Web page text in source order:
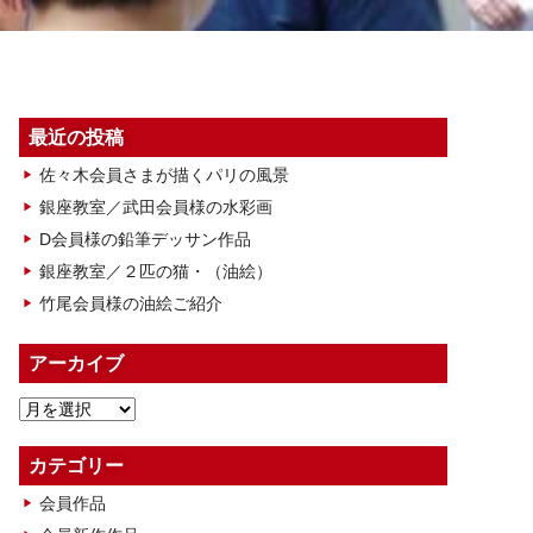
最近の投稿
佐々木会員さまが描くパリの風景
銀座教室／武田会員様の水彩画
D会員様の鉛筆デッサン作品
銀座教室／２匹の猫・（油絵）
竹尾会員様の油絵ご紹介
アーカイブ
ア
カ
イ
ブ
カテゴリー
会員作品